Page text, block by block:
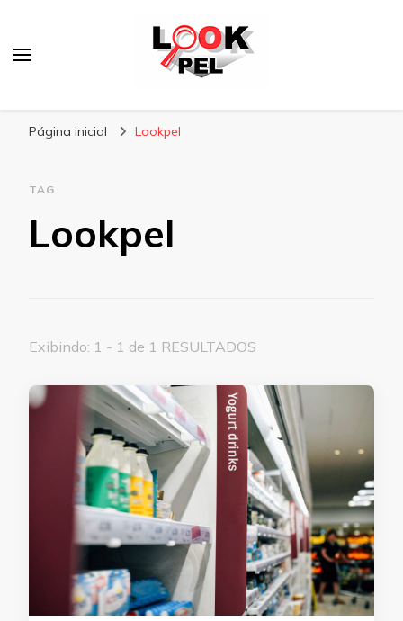
Página inicial Lookpel
TAG
Lookpel
Exibindo: 1 - 1 de 1 RESULTADOS